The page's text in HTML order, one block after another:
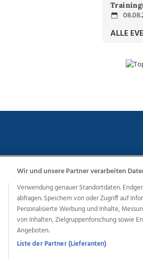
ALLE
Wimmer
OÖN Immobilien
wirtrauern.at
Wir und unsere Partner verarbeiten
Verwendung genauer Standortdaten.
abfragen. Speichern von oder Zugriff auf
Personalisierte Werbung und Inhalte,
von Inhalten, Zielgruppenforschung sowie
Angeboten.
Liste der Partner (Lieferanten)